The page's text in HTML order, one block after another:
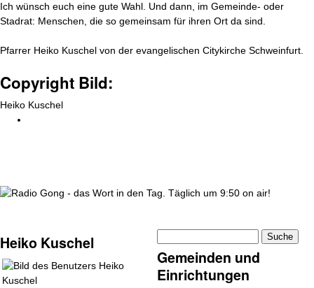
Ich wünsch euch eine gute Wahl. Und dann, im Gemeinde- oder
Stadrat: Menschen, die so gemeinsam für ihren Ort da sind.
Pfarrer Heiko Kuschel von der evangelischen Citykirche Schweinfurt.
Copyright Bild:
Heiko Kuschel
wortindentag-radiogong.png
Heiko Kuschel Suchformular
Gemeinden und
Einrichtungen